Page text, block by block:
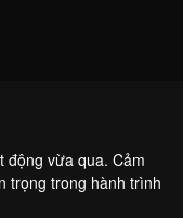
động vừa qua. Cảm
trọng trong hành trình